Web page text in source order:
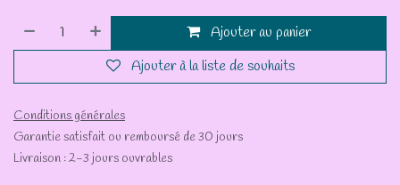
Ajouter au panier
Ajouter à la liste de souhaits
Conditions générales
Garantie satisfait ou remboursé de 30 jours
Livraison : 2-3 jours ouvrables